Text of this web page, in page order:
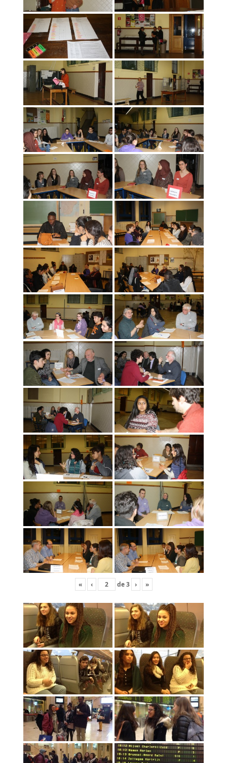
« ‹ de3 › »